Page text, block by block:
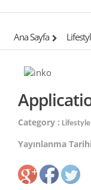
Ana Sayfa
Category : Lifestyle
Yayınlanma